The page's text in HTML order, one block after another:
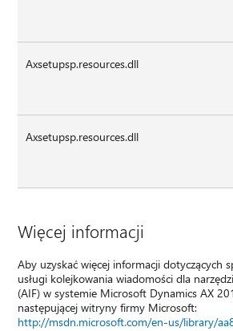
Axsetupsp.resources.dll
Axsetupsp.resources.dll
Więcej informacji
Aby uzyskać więcej informacji dotyczących
usługi kolejkowania wiadomości dla
(AIF) w systemie Microsoft Dynamics AX
następującej witryny firmy Microsoft:
http://msdn.microsoft.com/en-us/library/